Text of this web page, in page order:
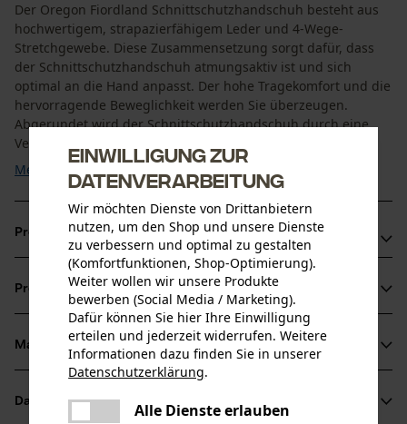
Der Oregon Fiordland Schnittschutzhandschuh besteht aus
hochwertigem, strapazierfähigem Leder und 4-Wege-
Stretchgewebe. Diese Zusammensetzung sorgt dafür, dass
der Schnittschutzhandschuh atmungsaktiv ist und sich
optimal an die Hand anpasst. Der hohe Tragekomfort und die
hervorragende Beweglichkeit werden Sie überzeugen.
Abgerundet wird der Schnittschutzhandschuh durch eine
Verstärkung im ...
Mehr anzeigen
Produktvorteile
Schnittschutzhandschuh mit strapazierfähigem Leder und
4-Wege-Stretch-Material für extra Komfort
Sorgt für eine hervorragende Kontrolle bei der Arbeit mit
Kettensägen
Schutzhandschuh mit optimaler Passform
Produktinformationen
Produktdetails
Aktivitätstyp
Arbeiten, Unfallvermeidung
Material & Pflege
Datenblätter
Einwilligung zur
Datenverarbeitung
Wir möchten Dienste von Drittanbietern
nutzen, um den Shop und unsere Dienste
zu verbessern und optimal zu gestalten
(Komfortfunktionen, Shop-Optimierung).
Weiter wollen wir unsere Produkte
bewerben (Social Media / Marketing).
Dafür können Sie hier Ihre Einwilligung
erteilen und jederzeit widerrufen. Weitere
Informationen dazu finden Sie in unserer
Datenschutzerklärung.
Alle Dienste erlauben
Es ist ein Fehler aufgetreten. Bitte